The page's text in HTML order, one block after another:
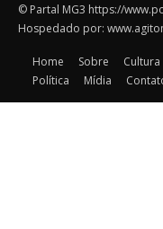
© Partal MG3 https://
Hospedado por:
Home Sobre Cultura
Política
Mídia